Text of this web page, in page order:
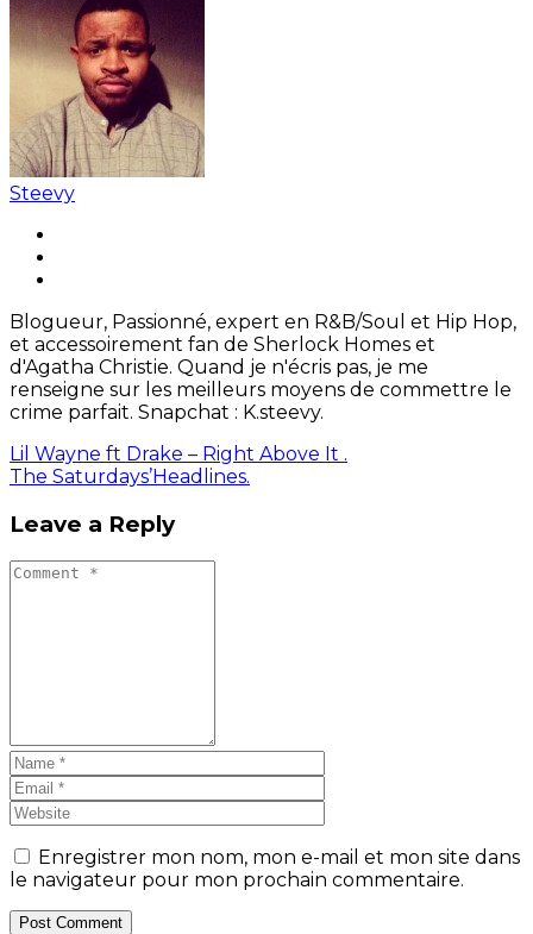
Steevy
Blogueur, Passionné, expert en R&B/Soul et Hip Hop,
et accessoirement fan de Sherlock Homes et
d'Agatha Christie. Quand je n'écris pas, je me
renseigne sur les meilleurs moyens de commettre le
crime parfait. Snapchat : K.steevy.
Lil Wayne ft Drake – Right Above It .
The Saturdays’Headlines.
Leave a Reply
Enregistrer mon nom, mon e-mail et mon site dans
le navigateur pour mon prochain commentaire.
Post Comment